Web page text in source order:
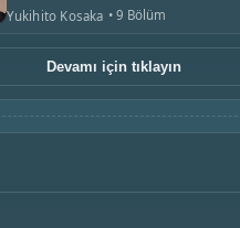
Yukihito Kosaka 9 Bölüm
Devamı için tıklayın